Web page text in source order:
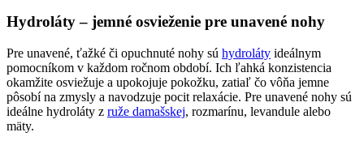
Hydroláty – jemné osvieženie pre unavené nohy
Pre unavené, ťažké či opuchnuté nohy sú hydroláty ideálnym
pomocníkom v každom ročnom období. Ich ľahká konzistencia
okamžite osviežuje a upokojuje pokožku, zatiaľ čo vôňa jemne
pôsobí na zmysly a navodzuje pocit relaxácie. Pre unavené nohy sú
ideálne hydroláty z ruže damašskej, rozmarínu, levandule alebo
mäty.